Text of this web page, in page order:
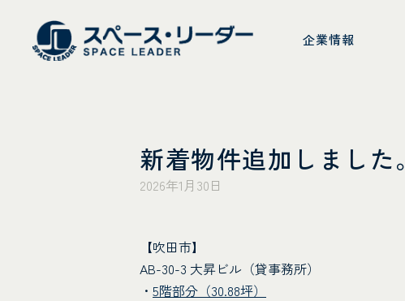
企業情報
新着物件追加しました。
2026年1月30日
【吹田市】
AB-30-3 大昇ビル（貸事務所）
・ 5階部分（30.88坪）